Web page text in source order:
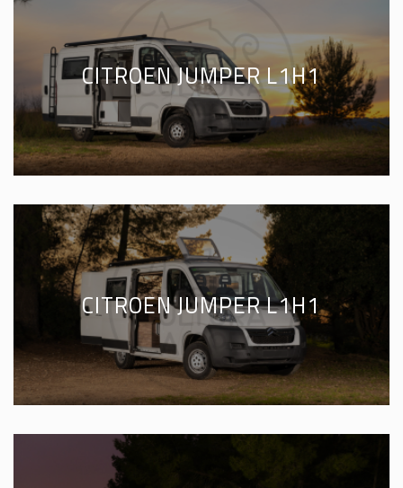
CITROEN JUMPER L1H1
CITROEN JUMPER L1H1